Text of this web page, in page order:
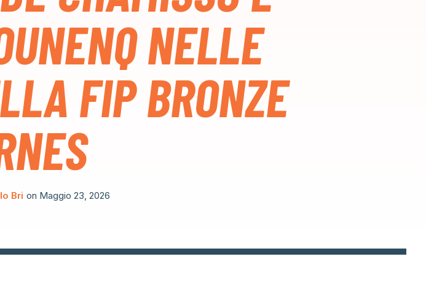
NELLE
FIP BRONZE
Bri on Maggio 23, 2026